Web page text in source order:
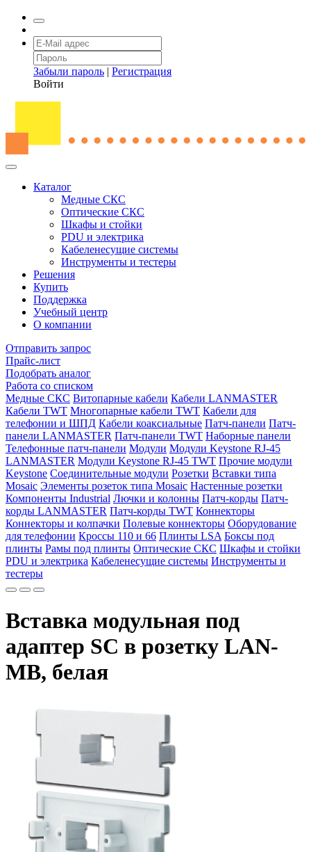
Забыли пароль | Регистрация
Войти
Каталог
Медные СКС
Оптические СКС
Шкафы и стойки
PDU и электрика
Кабеленесущие системы
Инструменты и тестеры
Решения
Купить
Поддержка
Учебный центр
О компании
Отправить запрос
Прайс-лист
Подобрать аналог
Работа со списком
Медные СКС Витопарные кабели Кабели LANMASTER
Кабели TWT Многопарные кабели TWT Кабели для
телефонии и ШПД Кабели коаксиальные Патч-панели Патч-
панели LANMASTER Патч-панели TWT Наборные панели
Телефонные патч-панели Модули Модули Keystone RJ-45
LANMASTER Модули Keystone RJ-45 TWT Прочие модули
Keystone Соединительные модули Розетки Вставки типа
Mosaic Элементы розеток типа Mosaic Настенные розетки
Компоненты Industrial Лючки и колонны Патч-корды Патч-
корды LANMASTER Патч-корды TWT Коннекторы
Коннекторы и колпачки Полевые коннекторы Оборудование
для телефонии Кроссы 110 и 66 Плинты LSA Боксы под
плинты Рамы под плинты Оптические СКС Шкафы и стойки
PDU и электрика Кабеленесущие системы Инструменты и
тестеры
Вставка модульная под
адаптер SC в розетку LAN-
MB, белая